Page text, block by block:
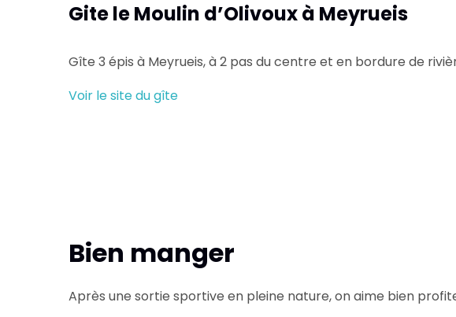
Gite le Moulin d’Olivoux à Meyrueis
Gîte 3 épis à Meyrueis, à 2 pas du centre et en bordure de
Voir le site du gîte
Bien manger
Après une sortie sportive en pleine nature, on aime bien